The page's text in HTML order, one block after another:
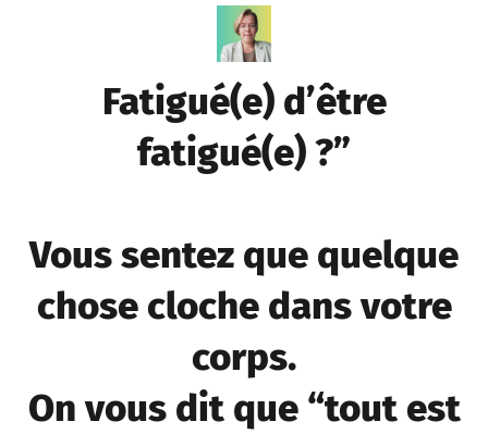
Fatigué(e) d’être
fatigué(e) ?”
Vous sentez que quelque
chose cloche dans votre
corps.
On vous dit que “tout est